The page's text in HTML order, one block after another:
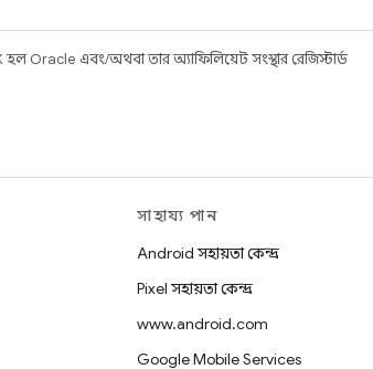
Oracle এবং/অথবা তার অ্যাফিলিয়েট সংস্থার রেজিস্টার্ড
সাহায্য পান
Android সহায়তা কেন্দ্র
Pixel সহায়তা কেন্দ্র
www.android.com
Google Mobile Services